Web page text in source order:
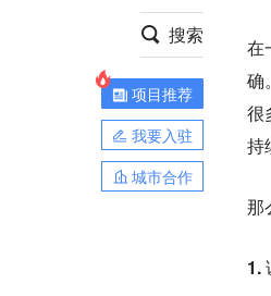
搜索
项目推荐
我要入驻
城市合作
在
确
很
持
那
1.